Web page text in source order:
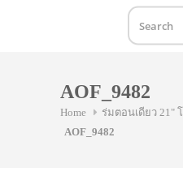
AOF_9482
Home
ร่มตอนเดียว 21"
AOF_9482